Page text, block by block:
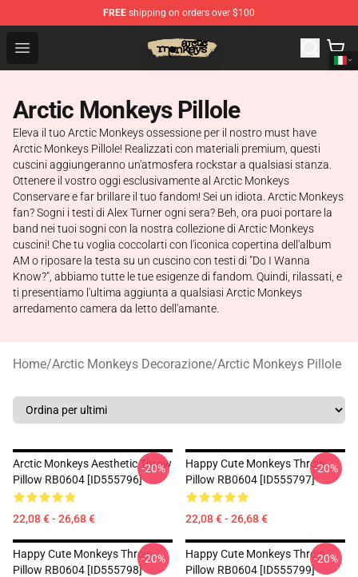
FREE shipping on orders over $100
Open menu
Arctic Monkeys Store - Official Arctic Monkeys
Arctic Monkeys Pillole
Eleva il tuo Arctic Monkeys ossessione per il nostro must have
Arctic Monkeys Pillole! Realizzati con materiali premium, questi
cuscini aggiungeranno un'atmosfera rockstar a qualsiasi stanza.
Ottenere il vostro oggi esclusivamente al Arctic Monkeys
Conservare e far brillare il tuo fandom! Sei un idiota. Arctic Monkeys
fan? Sogni i testi di Alex Turner ogni sera? Beh, ora puoi portare la
band nei tuoi sogni con la nostra collezione di Arctic Monkeys
cuscini! Che tu voglia coccolarti con l'iconica copertina dell'album
AM o riposare la testa su un cuscino con testi di "Do I Wanna
Know?", abbiamo tutte le tue esigenze di fandom. Quindi, rilassati, e
ti presentiamo l'ultima aggiunta a qualsiasi Arctic Monkeys
arredamento camera da letto dell'amante.
Home/Arctic Monkeys Decorazione/Arctic Monkeys Pillole
Arctic Monkeys Aesthetic Throw
Pillow RB0604 [ID555796]
22,08 € - 26,68 €
-20%
Happy Cute Monkeys Throw
Pillow RB0604 [ID555797]
22,08 € - 26,68 €
-20%
Happy Cute Monkeys Throw
Pillow RB0604 [ID555798]
-20%
Happy Cute Monkeys Throw
Pillow RB0604 [ID555799]
-20%